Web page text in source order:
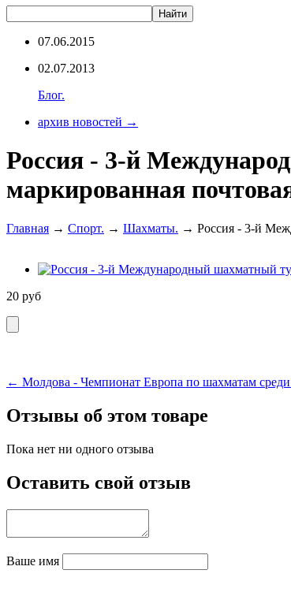
07.06.2015
02.07.2013
Блог.
архив новостей →
Россия - 3-й
маркированная
Главная → Спорт. → Шахматы. → Россия - 3-й
20 руб
← Молдова - Чемпионат Европа по шахматам
Отзывы об этом товаре
Пока нет ни одного отзыва
Оставить свой отзыв
Ваше имя